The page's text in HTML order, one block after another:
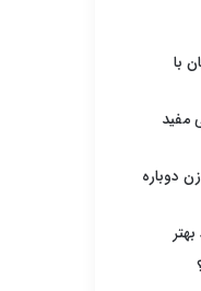
با
مفید
دوباره